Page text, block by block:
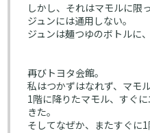
しかし、それはマモルに限
ジュンには通用しない。
ジュンは麺つゆのボトルに
再びトヨタ会館。
私はつかずはなれず、マモ
1階に降りたマモル、すぐ
きた。
そしてなぜか、またすぐに1